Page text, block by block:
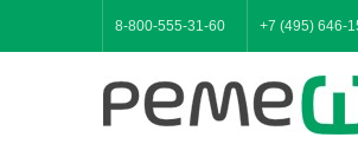
8-800-555-31-60 +7 (495) 646-